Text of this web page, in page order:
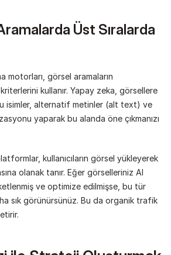
Üst Sıralarda
motorları, görsel aramaların
kullanır. Yapay zeka, görsellere
isimler, alternatif metinler (alt text) ve
yaparak bu alanda öne çıkmanızı
kullanıcıların görsel yükleyerek
olanak tanır. Eğer görselleriniz AI
ve optimize edilmişse, bu tür
sık görünürsünüz. Bu da organik trafik